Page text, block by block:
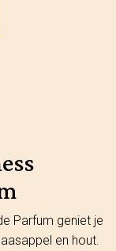
Parfum geniet je
en hout.